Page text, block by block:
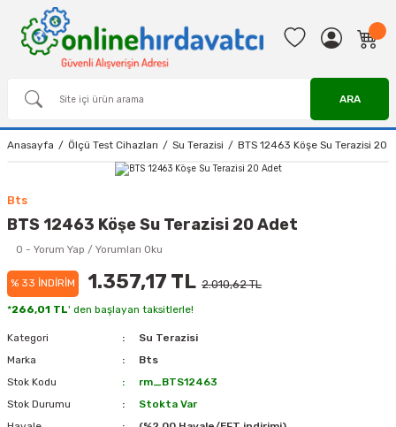
ARA
Anasayfa Ölçü Test Cihazları Su Terazisi BTS 12463 Köşe Su Terazisi 20
Bts
BTS 12463 Köşe Su Terazisi 20 Adet
0 - Yorum Yap / Yorumları Oku
% 33 İNDİRİM 1.357,17 TL 2.010,62 TL
*266,01 TL' den başlayan taksitlerle!
Kategori
Su Terazisi
Marka
Bts
Stok Kodu
rm_BTS12463
Stok Durumu
Stokta Var